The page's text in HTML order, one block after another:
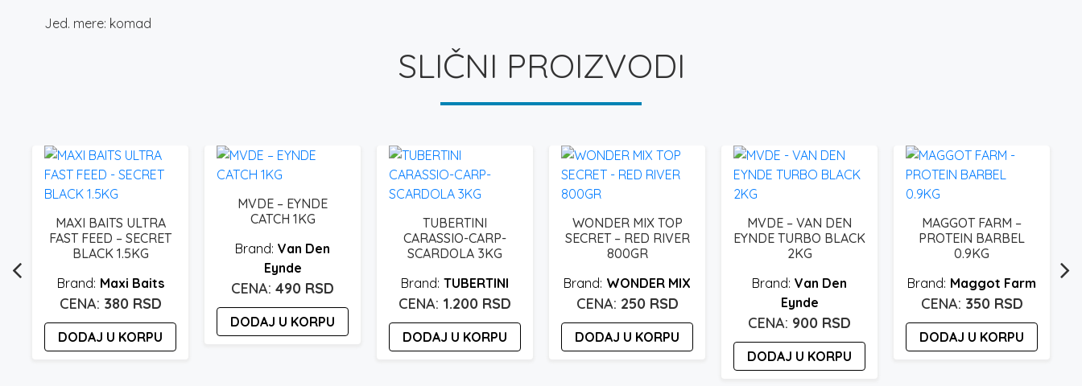
Jed. mere: komad
SLIČNI PROIZVODI
MAXI BAITS ULTRA
FAST FEED – SECRET
BLACK 1.5KG
Maxi Baits
380 RSD
DODAJ U KORPU
MVDE – EYNDE
CATCH 1KG
Van Den
Eynde
490 RSD
DODAJ U KORPU
TUBERTINI
CARASSIO-CARP-
SCARDOLA 3KG
TUBERTINI
1.200 RSD
DODAJ U KORPU
WONDER MIX TOP
SECRET – RED RIVER
800GR
WONDER MIX
250 RSD
DODAJ U KORPU
MVDE – VAN DEN
EYNDE TURBO BLACK
2KG
Van Den
Eynde
900 RSD
DODAJ U KORPU
MAGGOT FARM –
PROTEIN BARBEL
0.9KG
Maggot Farm
350 RSD
DODAJ U KORPU